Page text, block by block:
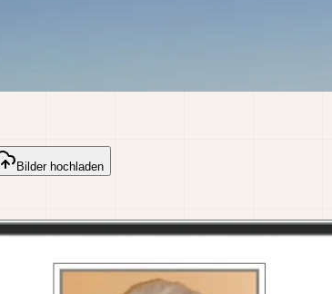
Bilder hochladen